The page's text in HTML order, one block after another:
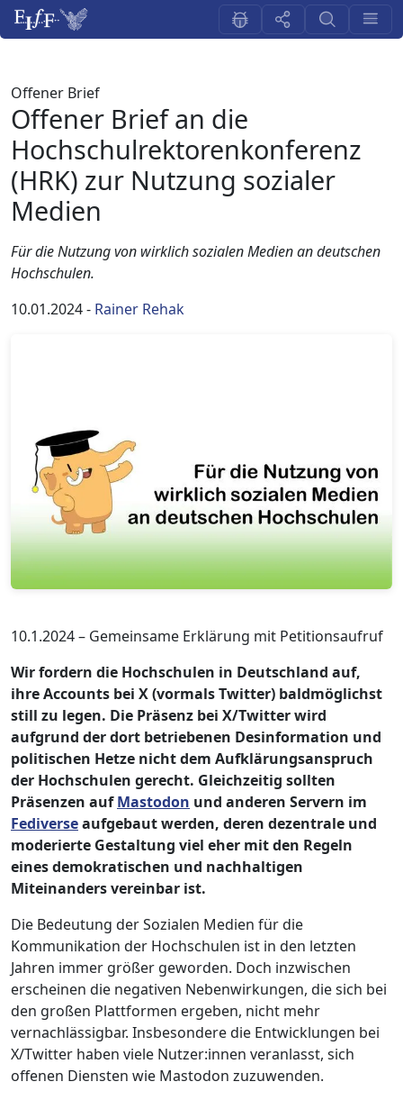
Offener Brief
Offener Brief an die
Hochschulrektorenkonferenz
(HRK) zur Nutzung sozialer
Medien
Für die Nutzung von wirklich sozialen Medien an deutschen
Hochschulen.
10.01.2024- Rainer Rehak
10.1.2024 – Gemeinsame Erklärung mit Petitionsaufruf
Wir fordern die Hochschulen in Deutschland auf,
ihre Accounts bei X (vormals Twitter) baldmöglichst
still zu legen. Die Präsenz bei X/Twitter wird
aufgrund der dort betriebenen Desinformation und
politischen Hetze nicht dem Aufklärungsanspruch
der Hochschulen gerecht. Gleichzeitig sollten
Präsenzen aufMastodon und anderen Servern im
Fediverseaufgebaut werden, deren dezentrale und
moderierte Gestaltung viel eher mit den Regeln
eines demokratischen und nachhaltigen
Miteinanders vereinbar ist.
Die Bedeutung der Sozialen Medien für die
Kommunikation der Hochschulen ist in den letzten
Jahren immer größer geworden. Doch inzwischen
erscheinen die negativen Nebenwirkungen, die sich bei
den großen Plattformen ergeben, nicht mehr
vernachlässigbar. Insbesondere die Entwicklungen bei
X/Twitter haben viele Nutzer:innen veranlasst, sich
offenen Diensten wie Mastodon zuzuwenden.